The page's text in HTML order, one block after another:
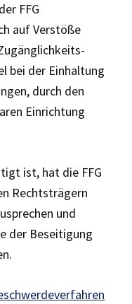
FFG
auf Verstöße
bei der Einhaltung
durch den
Einrichtung
ist, hat die FFG
Rechtsträgern
und
der Beseitigung